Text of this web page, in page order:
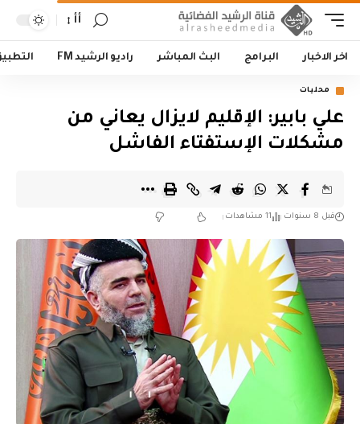
أأ
اخر الاخبار البرامج البث المباشر راديو الرشيد FM
محليات
علي بابير: الإقليم لايزال يعاني من
مشكلات الإستفتاء الفاشل
قبل 8 سنوات 11 مشاهدات